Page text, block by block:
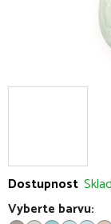
Dostupnost
Vyberte barvu: